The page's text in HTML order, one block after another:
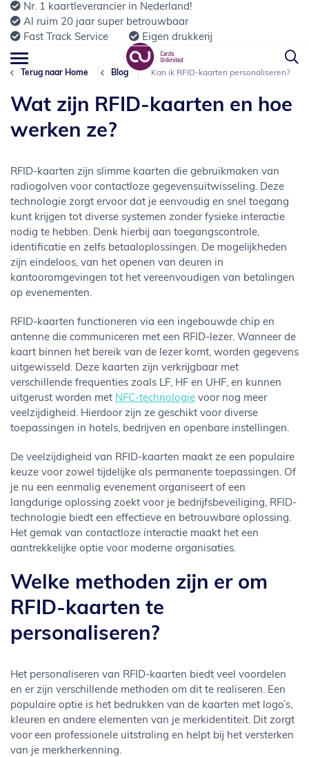
Nr. 1 kaartleverancier in Nederland!
Al ruim 20 jaar super betrouwbaar
Fast Track Service
Eigen drukkerij
Terug naar Home Blog Kan ik RFID-kaarten personaliseren?
Wat zijn RFID-kaarten en hoe
werken ze?
RFID-kaarten zijn slimme kaarten die gebruikmaken van
radiogolven voor contactloze gegevensuitwisseling. Deze
technologie zorgt ervoor dat je eenvoudig en snel toegang
kunt krijgen tot diverse systemen zonder fysieke interactie
nodig te hebben. Denk hierbij aan toegangscontrole,
identificatie en zelfs betaaloplossingen. De mogelijkheden
zijn eindeloos, van het openen van deuren in
kantooromgevingen tot het vereenvoudigen van betalingen
op evenementen.
RFID-kaarten functioneren via een ingebouwde chip en
antenne die communiceren met een RFID-lezer. Wanneer de
kaart binnen het bereik van de lezer komt, worden gegevens
uitgewisseld. Deze kaarten zijn verkrijgbaar met
verschillende frequenties zoals LF, HF en UHF, en kunnen
uitgerust worden met NFC-technologie voor nog meer
veelzijdigheid. Hierdoor zijn ze geschikt voor diverse
toepassingen in hotels, bedrijven en openbare instellingen.
De veelzijdigheid van RFID-kaarten maakt ze een populaire
keuze voor zowel tijdelijke als permanente toepassingen. Of
je nu een eenmalig evenement organiseert of een
langdurige oplossing zoekt voor je bedrijfsbeveiliging, RFID-
technologie biedt een effectieve en betrouwbare oplossing.
Het gemak van contactloze interactie maakt het een
aantrekkelijke optie voor moderne organisaties.
Welke methoden zijn er om
RFID-kaarten te
personaliseren?
Het personaliseren van RFID-kaarten biedt veel voordelen
en er zijn verschillende methoden om dit te realiseren. Een
populaire optie is het bedrukken van de kaarten met logo’s,
kleuren en andere elementen van je merkidentiteit. Dit zorgt
voor een professionele uitstraling en helpt bij het versterken
van je merkherkenning.